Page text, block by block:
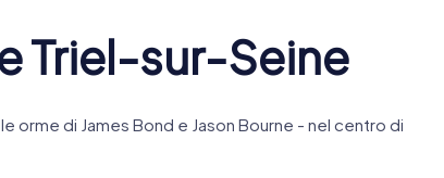
Triel-sur-Seine
orme di James Bond e Jason Bourne - nel centro di